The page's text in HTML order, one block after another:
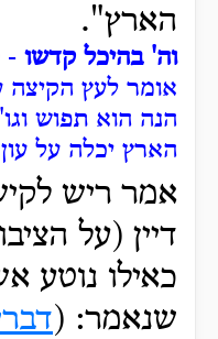
הארץ".
וה' בהיכל קדשו -
אומר לעץ הקיצה
הנה הוא תפוש
הארץ יכלה על
אמר ריש
דיין (על
כאילו נוטע
שנאמר: (